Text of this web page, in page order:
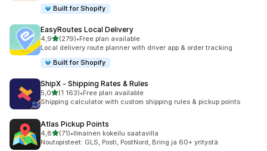
Built for Shopify
EasyRoutes Local Delivery
4,9/ 5 tähteä
(279)
279 arvostelua yhteensä
•Free plan available
Local delivery route planner with driver app & order tracking
Built for Shopify
ShipX ‑ Shipping Rates & Rules
5,0/ 5 tähteä
(1 163)
1163 arvostelua yhteensä
•Free plan available
Shipping calculator with custom shipping rules & pickup points
Atlas Pickup Points
4,8/ 5 tähteä
(71)
71 arvostelua yhteensä
•Ilmainen kokeilu saatavilla
Noutopisteet: GLS, Posti, PostNord, Bring ja 60+ yritystä